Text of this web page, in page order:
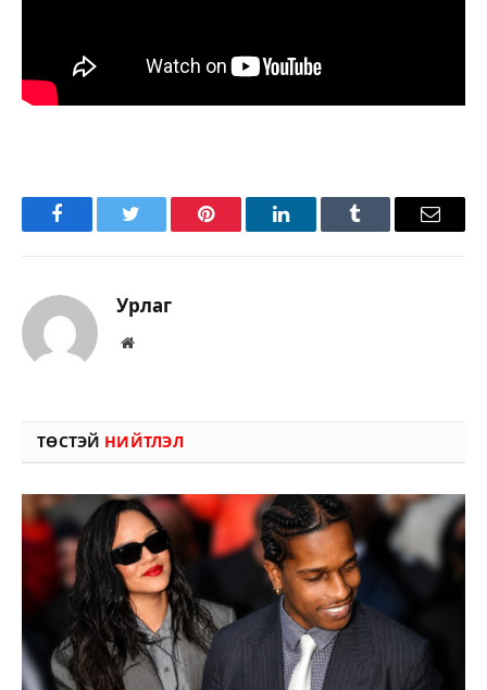
FacebookTwitter Pinterest LinkedInTumblr Имэйл
Урлаг
Вэбсайт
ТӨСТЭЙ НИЙТЛЭЛ